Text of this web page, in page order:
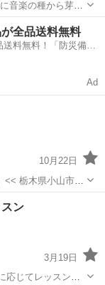
音楽の種から芽へ
訪問レッスンや、
スン
全品送料無料
料無料！「防災備蓄
Ad
10月22日
内
で、生徒さんを募
ン
3月19日
応じてレッスンし